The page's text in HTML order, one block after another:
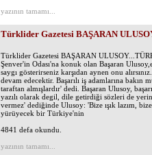
yazının tamamı...
Türklider Gazetesi BAŞARAN
Türklider Gazetesi BAŞARAN
Şenver'in Odası'na konuk olan Başaran
saygı gösterirseniz karşıdan aynen onu
devam edecektir. Başarılı iş adamlarına
taraftan almışlardır' dedi. Başaran Ulusoy,
yazılı olarak degil, dile getirdiği sözleri de
vermez' dediğinde Ulusoy: 'Bize ışık lazım,
yürüyecek bir Türkiye'nin
4841 defa okundu.
yazının tamamı...